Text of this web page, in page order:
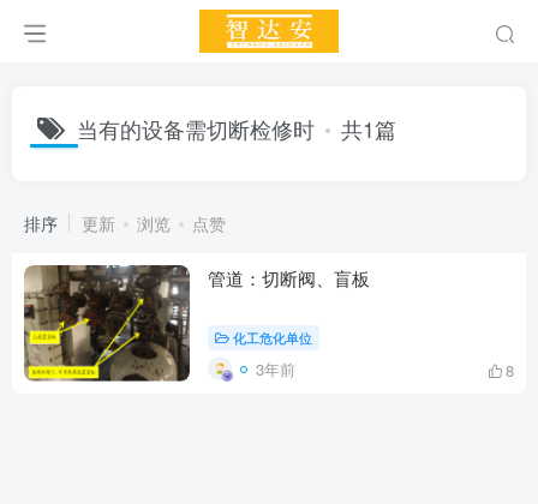
当有的设备需切断检修时 共1篇
排序 更新 浏览 点赞
管道：切断阀、盲板
化工危化单位
3年前 8